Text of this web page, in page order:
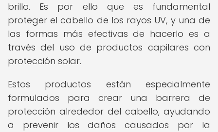
brillo. Es por ello que es fundamental
proteger el cabello de los rayos UV, y una de
las formas más efectivas de hacerlo es a
través del uso de productos capilares con
protección solar.
Estos productos están especialmente
formulados para crear una barrera de
protección alrededor del cabello, ayudando
a prevenir los daños causados por la